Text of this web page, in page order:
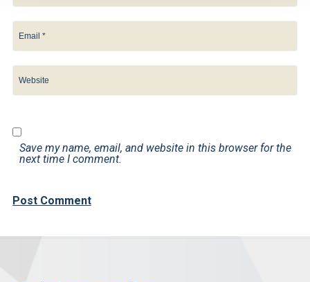
Save my name, email, and website in this browser for the
next time I comment.